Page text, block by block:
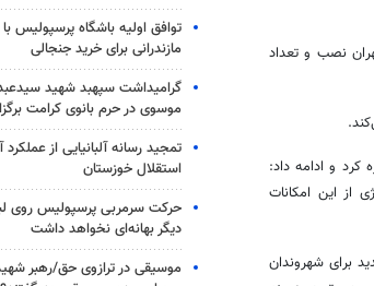
نصب و تعداد
و ادامه داد:
از این امکانات
برای شهروندان
توافق اولیه باشگاه پرسپولیس
مازندرانی برای خرید جنجالی
گرامیداشت سپهبد شهید
موسوی در حرم بانوی کرامت
تمجید رسانه آلبانیایی از
استقلال خوزستان
حرکت سرمربی پرسپولیس روی لبه
دیگر بهانه‌ای نخواهد داشت
موسیقی در ترازوی حق/رهبر